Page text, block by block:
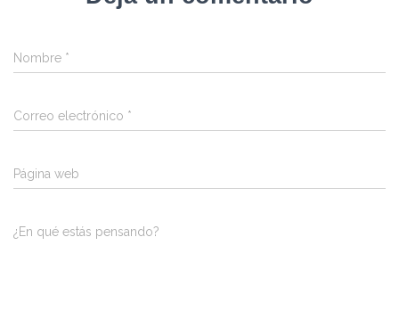
Nombre *
Correo electrónico *
Página web
¿En qué estás pensando?